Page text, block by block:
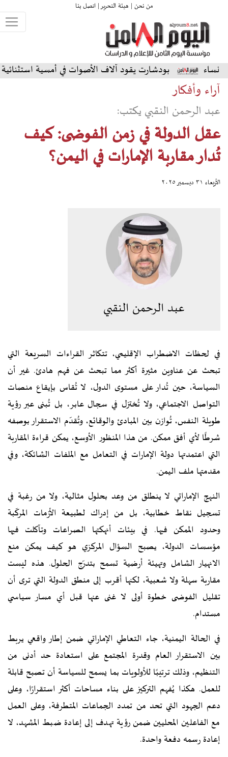
من نحن | هيئة التحرير |اتصل بنا
يقود آلاف الأصوات في أمسية استثنائية على المسرح
آراء وأفكار
عبد الرحمن النقبي يكتب:
عقل الدولة في زمن الفوضى: كيف
تُدار مقاربة الإمارات في اليمن؟
الأربعاء ٣١ ديسمبر ٢٠٢٥
عبد الرحمن النقبي
في لحظات الاضطراب الإقليمي، تتكاثر القراءات السريعة التي
تبحث عن عناوين مثيرة أكثر مما تبحث عن فهم هادئ. غير أن
السياسة، حين تُدار على مستوى الدول، لا تُقاس بإيقاع منصات
التواصل الاجتماعي، ولا تُختزل في سجال عابر، بل تُبنى عبر رؤية
طويلة النفس، تُوازن بين المبادئ والوقائع، وتُقدّم الاستقرار بوصفه
شرطًا لأي أفق ممكن. من هذا المنظور الأوسع، يمكن قراءة المقاربة
التي اعتمدتها دولة الإمارات في التعامل مع الملفات الشائكة، وفي
مقدمتها ملف اليمن.
النهج الإماراتي لا ينطلق من وعد بحلول مثالية، ولا من رغبة في
تسجيل نقاط خطابية، بل من إدراك لطبيعة الأزمات المركّبة
وحدود الممكن فيها. في بيئات أنهكتها الصراعات وتآكلت فيها
مؤسسات الدولة، يصبح السؤال المركزي هو كيف يمكن منع
الانهيار الشامل وتهيئة أرضية تسمح بتدرّج الحلول. هذه ليست
مقاربة سهلة ولا شعبية، لكنها أقرب إلى منطق الدولة التي ترى أن
تقليل الفوضى خطوة أولى لا غنى عنها قبل أي مسار سياسي
مستدام.
في الحالة اليمنية، جاء التعاطي الإماراتي ضمن إطار واقعي يربط
بين الاستقرار العام وقدرة المجتمع على استعادة حد أدنى من
التنظيم، وذلك ترتيبًا للأولويات بما يسمح للسياسة أن تصبح قابلة
للعمل. هكذا يُفهم التركيز على بناء مساحات أكثر استقرارًا، وعلى
دعم الجهود التي تحد من تمدد الجماعات المتطرفة، وعلى العمل
مع الفاعلين المحليين ضمن رؤية تهدف إلى إعادة ضبط المشهد، لا
إعادة رسمه دفعة واحدة.